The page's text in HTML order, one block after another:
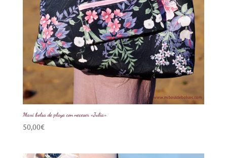
Maxi bolsa de playa con neceser «Julia»
50,00€